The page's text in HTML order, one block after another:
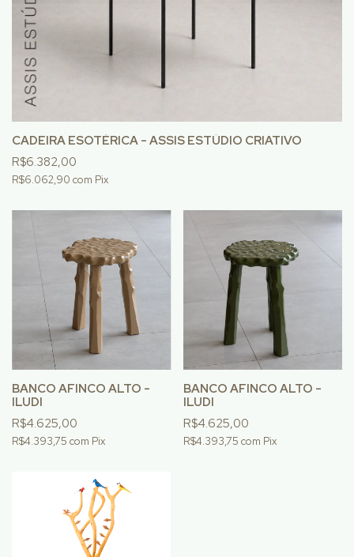
CADEIRA ESOTÉRICA - ASSIS ESTÚDIO CRIATIVO
R$6.382,00
R$6.062,90 com Pix
BANCO AFINCO ALTO -
ILUDI
R$4.625,00
R$4.393,75 com Pix
BANCO AFINCO ALTO -
ILUDI
R$4.625,00
R$4.393,75 com Pix